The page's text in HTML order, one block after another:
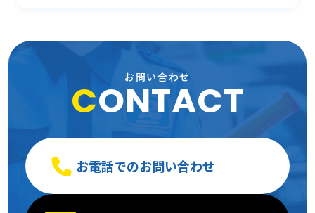
2006年1月
2005年1月
お問い合わせ
CONTACT
お電話でのお問い合わせ